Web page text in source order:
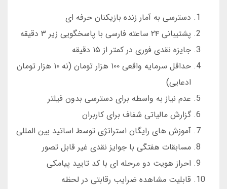
دسترسی به آمار زنده بازیکنان حرفه ای
پشتیبانی ۲۴ ساعته فارسی با پاسخگویی زیر ۳ دقیقه
جایزه نقدی فوری در کمتر از ۱۵ دقیقه
حداقل سرمایه واقعی ۱۰۰ هزار تومان (نه ۱۰ هزار تومان
ادعایی)
عدم نیاز به واسطه برای دسترسی بدون فیلتر
گزارش مالیاتی شفاف برای کاربران
آموزش های رایگان استراتژی توسط اساتید بین المللی
مسابقات هفتگی با جوایز نقدی غیر قابل تصور
احراز هویت دو مرحله ای با کد تایید پیامکی
قابلیت مشاهده ضرایب رقابتی در لحظه